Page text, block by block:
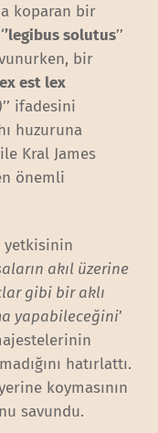
koparan bir
’legibus solutus’’
bir
est lex
ifadesini
huzuruna
Kral James
önemli
yetkisinin
akıl üzerine
gibi bir aklı
yapabileceğini’
hatırlattı.
koymasının
savundu.